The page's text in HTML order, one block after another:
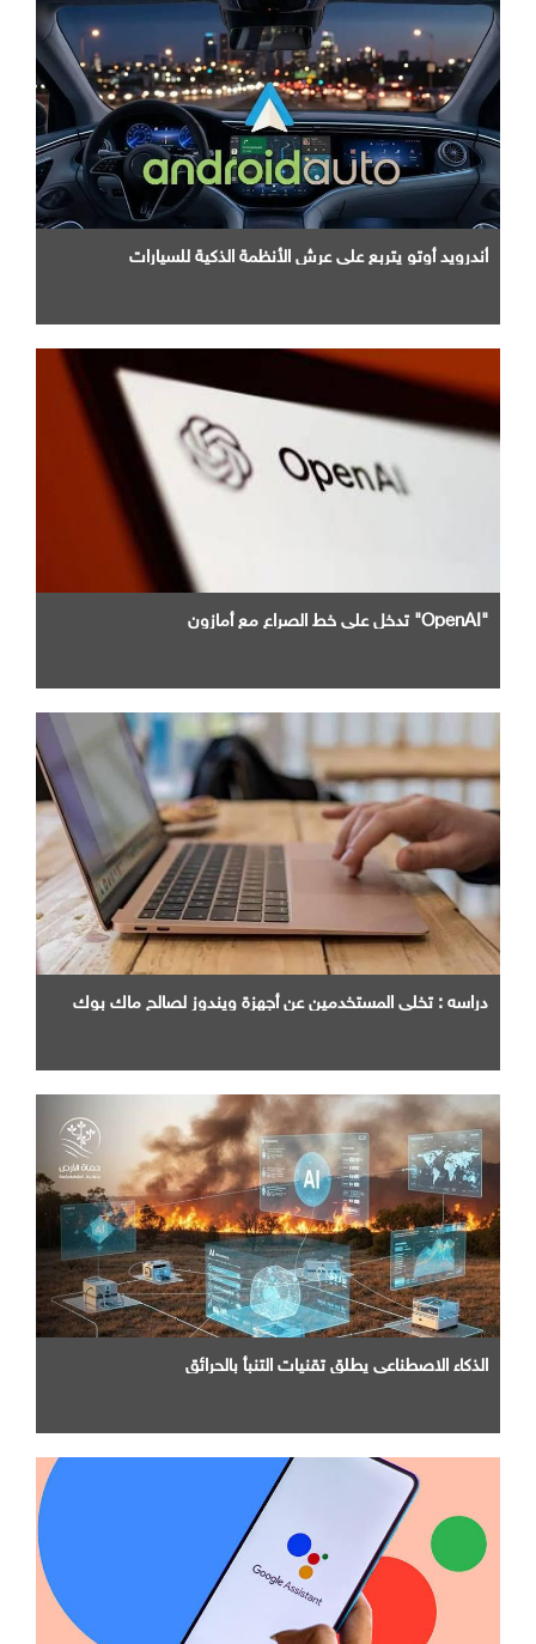
أندرويد أوتو يتربع علي عرش الأنظمة الذكية للسيارات
"OpenAI" تدخل علي خط الصراع مع أمازون
دراسه : تخلي المستخدمين عن أجهزة ويندوز لصالح ماك بوك
الذكاء الاصطناعي يطلق تقنيات التنبأ بالحرائق